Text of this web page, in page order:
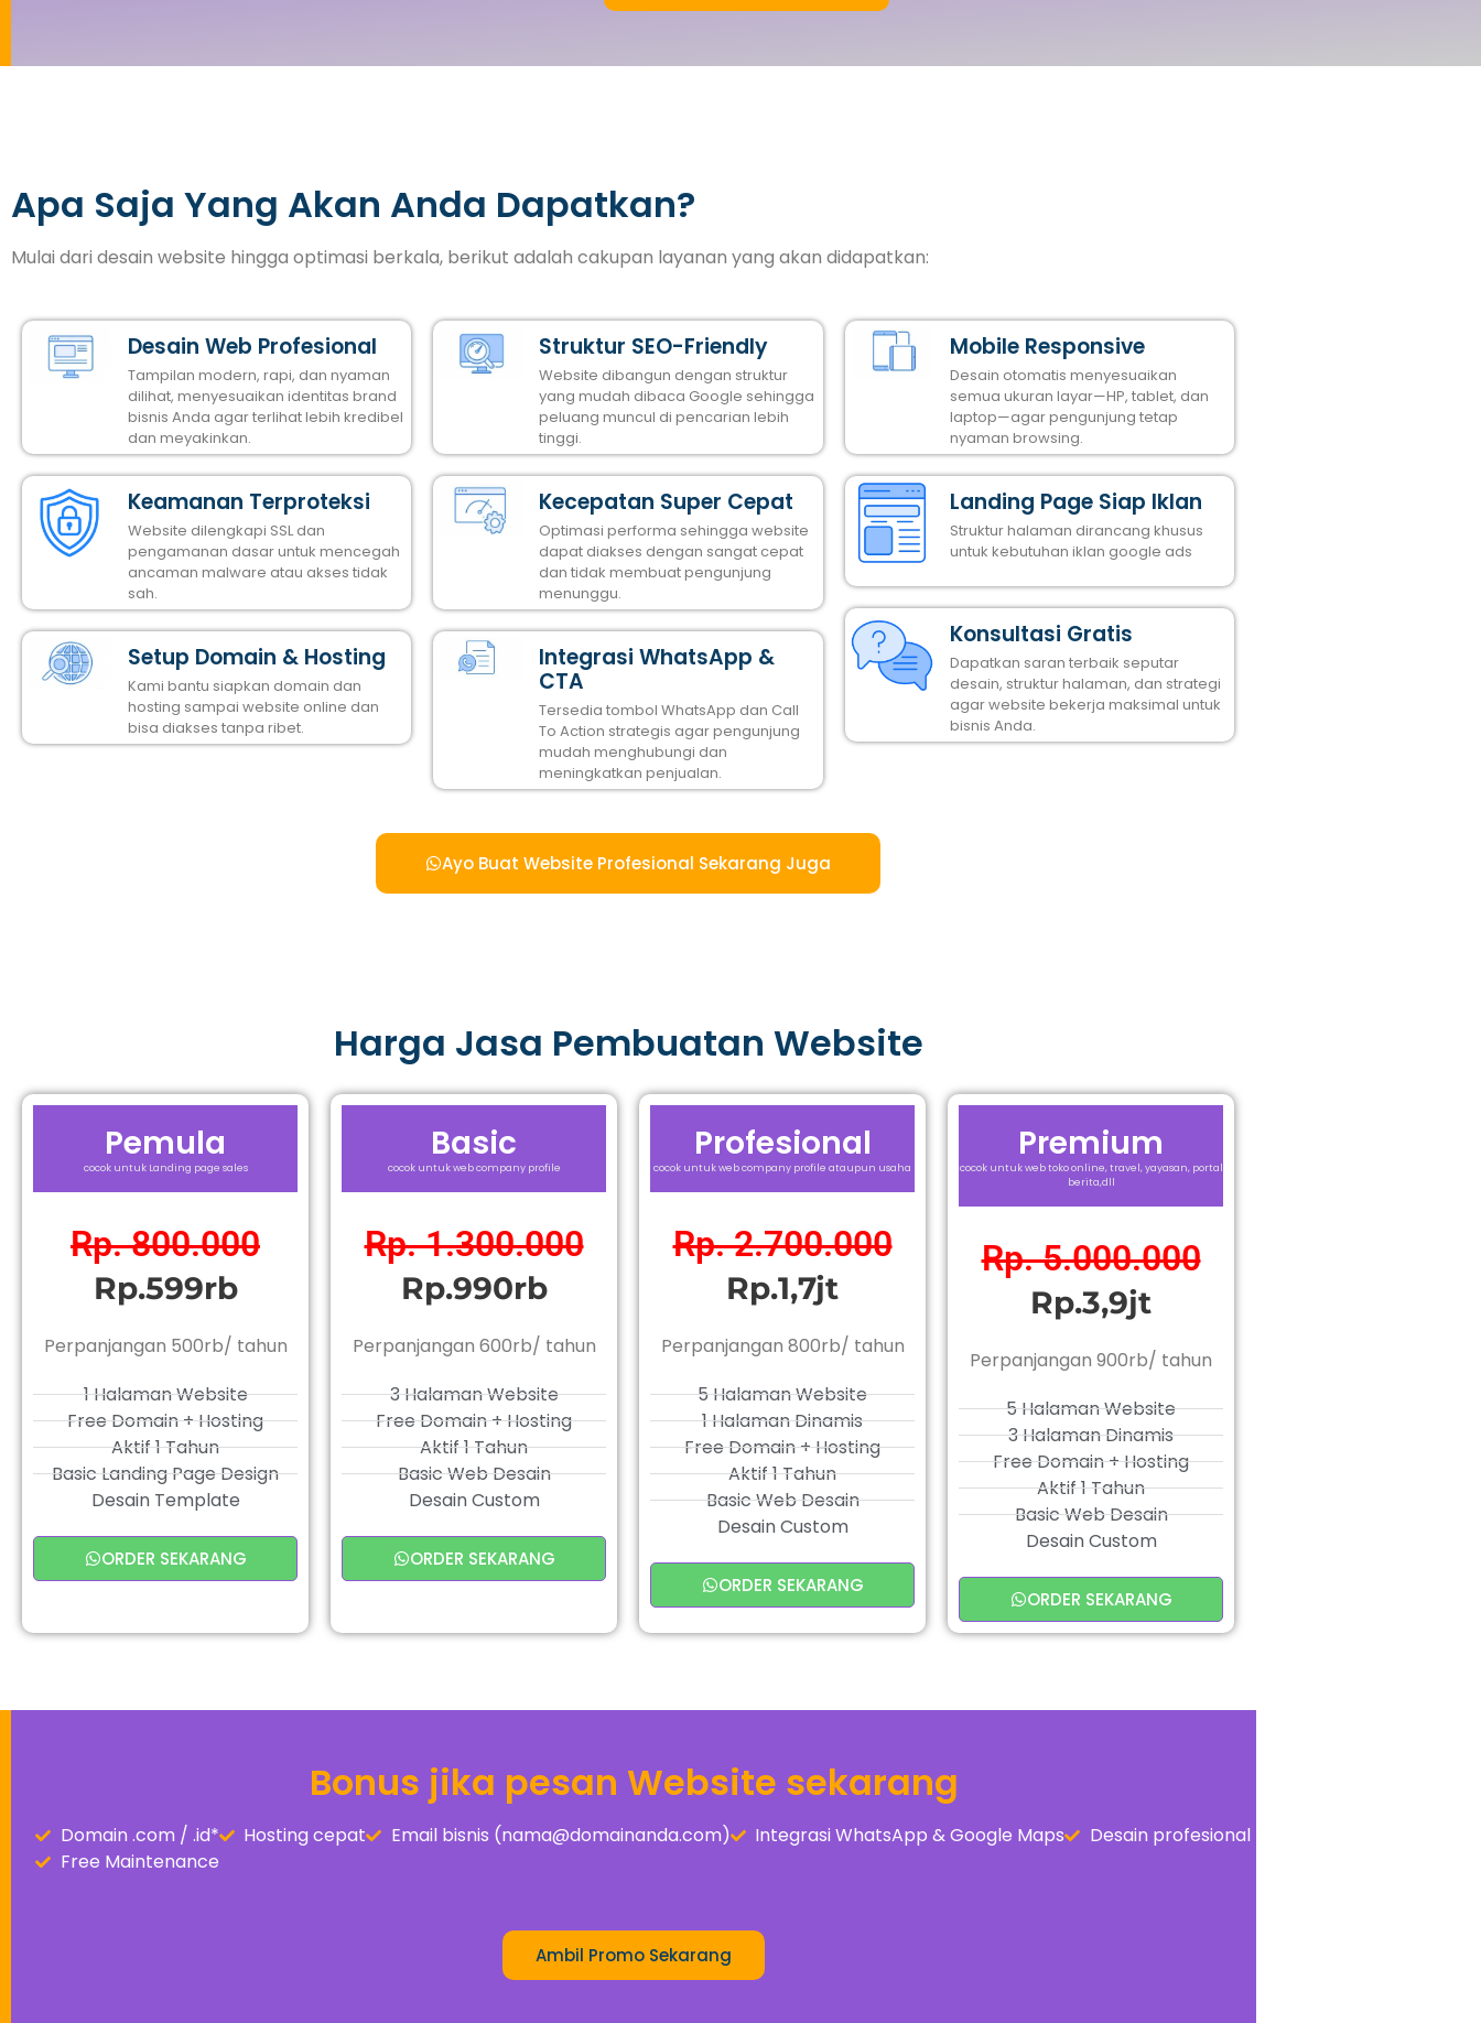
Apa Saja Yang Akan Anda Dapatkan?
Mulai dari desain website hingga optimasi berkala, berikut adalah cakupan layanan yang akan didapatkan:
Desain Web Profesional
Tampilan modern, rapi, dan nyaman
dilihat, menyesuaikan identitas brand
bisnis Anda agar terlihat lebih kredibel
dan meyakinkan.
Keamanan Terproteksi
Website dilengkapi SSL dan
pengamanan dasar untuk mencegah
ancaman malware atau akses tidak
sah.
Setup Domain & Hosting
Kami bantu siapkan domain dan
hosting sampai website online dan
bisa diakses tanpa ribet.
Struktur SEO-Friendly
Website dibangun dengan struktur
yang mudah dibaca Google sehingga
peluang muncul di pencarian lebih
tinggi.
Kecepatan Super Cepat
Optimasi performa sehingga website
dapat diakses dengan sangat cepat
dan tidak membuat pengunjung
menunggu.
Integrasi WhatsApp &
CTA
Tersedia tombol WhatsApp dan Call
To Action strategis agar pengunjung
mudah menghubungi dan
meningkatkan penjualan.
Mobile Responsive
Desain otomatis menyesuaikan
semua ukuran layar—HP, tablet, dan
laptop—agar pengunjung tetap
nyaman browsing.
Landing Page Siap Iklan
Struktur halaman dirancang khusus
untuk kebutuhan iklan google ads
Konsultasi Gratis
Dapatkan saran terbaik seputar
desain, struktur halaman, dan strategi
agar website bekerja maksimal untuk
bisnis Anda.
Ayo Buat Website Profesional Sekarang Juga
Harga Jasa Pembuatan Website
Pemula
cocok untuk Landing page sales
Rp. 800.000
Rp.599rb
Perpanjangan 500rb/ tahun
1 Halaman Website
Free Domain + Hosting
Aktif 1 Tahun
Basic Landing Page Design
Desain Template
ORDER SEKARANG
Basic
cocok untuk web company profile
Rp. 1.300.000
Rp.990rb
Perpanjangan 600rb/ tahun
3 Halaman Website
Free Domain + Hosting
Aktif 1 Tahun
Basic Web Desain
Desain Custom
ORDER SEKARANG
Profesional
cocok untuk web company profile ataupun usaha
Rp. 2.700.000
Rp.1,7jt
Perpanjangan 800rb/ tahun
5 Halaman Website
1 Halaman Dinamis
Free Domain + Hosting
Aktif 1 Tahun
Basic Web Desain
Desain Custom
ORDER SEKARANG
Premium
cocok untuk web toko online, travel, yayasan, portal
berita,dll
Rp. 5.000.000
Rp.3,9jt
Perpanjangan 900rb/ tahun
5 Halaman Website
3 Halaman Dinamis
Free Domain + Hosting
Aktif 1 Tahun
Basic Web Desain
Desain Custom
ORDER SEKARANG
Bonus jika pesan Website sekarang
Domain .com / .id* Hosting cepat Email bisnis (nama@domainanda.com) Integrasi WhatsApp & Google Maps
Desain profesional
Free Maintenance
Ambil Promo Sekarang